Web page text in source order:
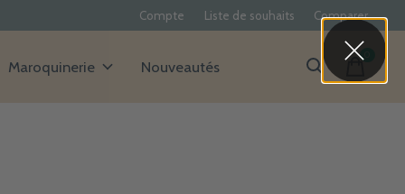
Compte Liste de souhaits Comparer
Maroquinerie Nouveautés items